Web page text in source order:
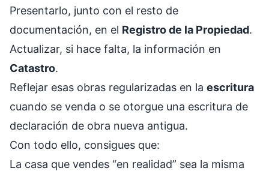
Presentarlo, junto con el resto de
documentación, en el Registro de la Propiedad.
Actualizar, si hace falta, la información en
Catastro.
Reflejar esas obras regularizadas en la escritura
cuando se venda o se otorgue una escritura de
declaración de obra nueva antigua.
Con todo ello, consigues que:
La casa que vendes “en realidad” sea la misma